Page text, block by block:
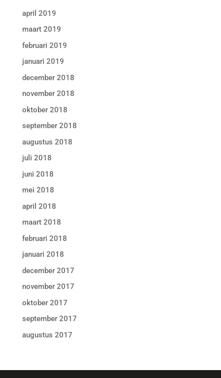
april 2019
maart 2019
februari 2019
januari 2019
december 2018
november 2018
oktober 2018
september 2018
augustus 2018
juli 2018
juni 2018
mei 2018
april 2018
maart 2018
februari 2018
januari 2018
december 2017
november 2017
oktober 2017
september 2017
augustus 2017